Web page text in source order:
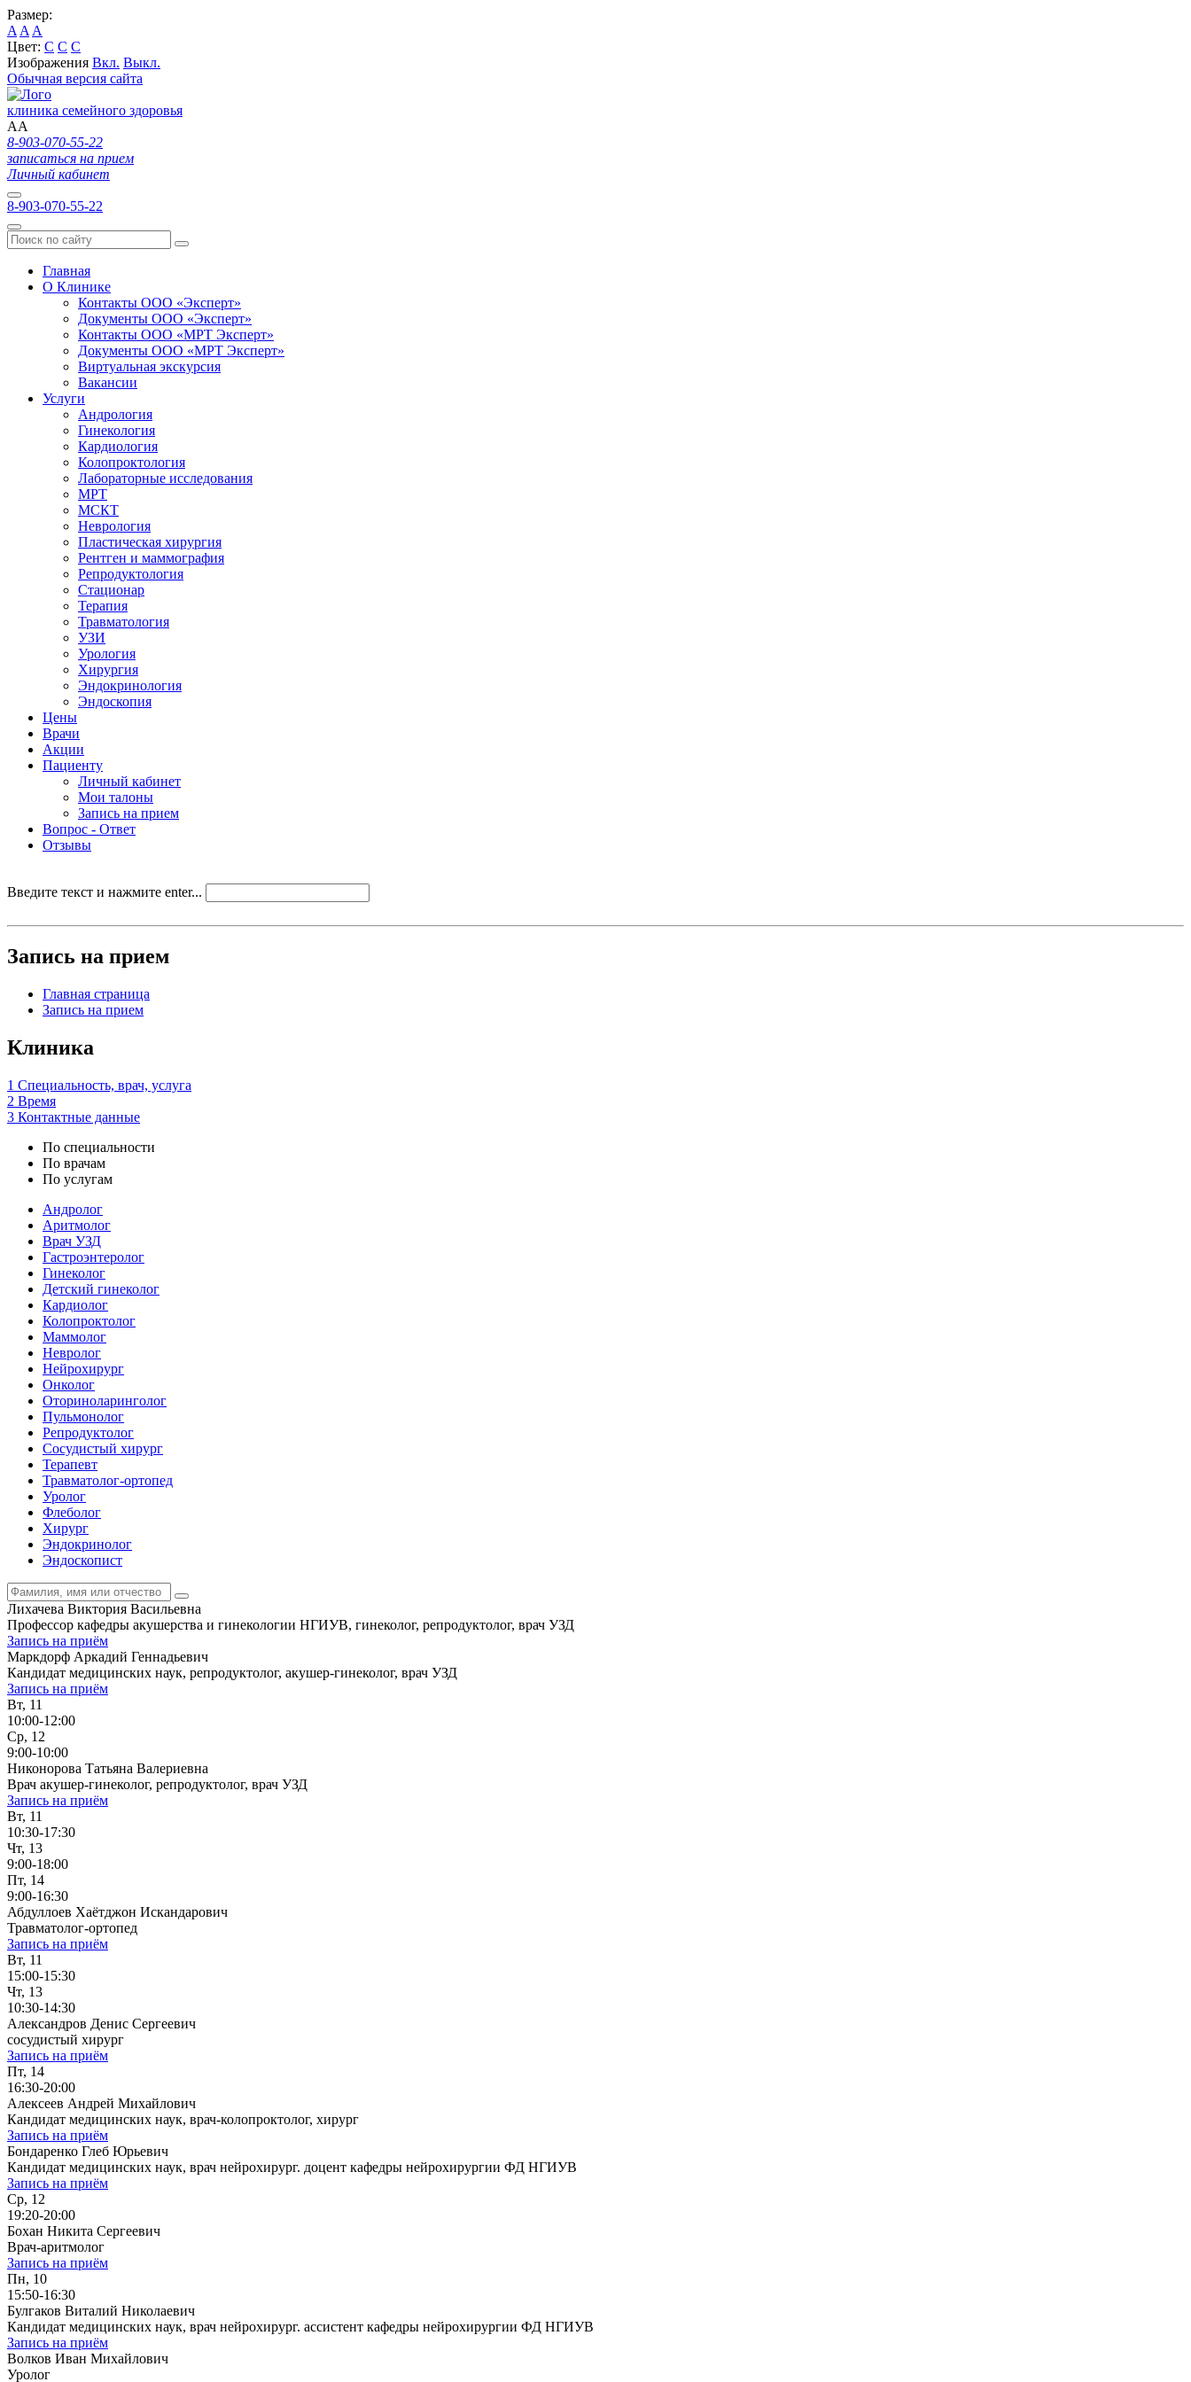
Размер:
A A A
Цвет: C C C
Изображения Вкл. Выкл.
Обычная версия сайта
клиника семейного здоровья
AA
8-903-070-55-22
записаться на прием
Личный кабинет
8-903-070-55-22
Главная
О Клинике
Контакты ООО «Эксперт»
Документы ООО «Эксперт»
Контакты ООО «МРТ Эксперт»
Документы ООО «МРТ Эксперт»
Виртуальная экскурсия
Вакансии
Услуги
Андрология
Гинекология
Кардиология
Колопроктология
Лабораторные исследования
МРТ
МСКТ
Неврология
Пластическая хирургия
Рентген и маммография
Репродуктология
Стационар
Терапия
Травматология
УЗИ
Урология
Хирургия
Эндокринология
Эндоскопия
Цены
Врачи
Акции
Пациенту
Личный кабинет
Мои талоны
Запись на прием
Вопрос - Ответ
Отзывы
Введите текст и нажмите enter...
Запись на прием
Главная страница
Запись на прием
Клиника
1 Специальность, врач, услуга
2 Время
3 Контактные данные
По специальности
По врачам
По услугам
Андролог
Аритмолог
Врач УЗД
Гастроэнтеролог
Гинеколог
Детский гинеколог
Кардиолог
Колопроктолог
Маммолог
Невролог
Нейрохирург
Онколог
Оториноларинголог
Пульмонолог
Репродуктолог
Сосудистый хирург
Терапевт
Травматолог-ортопед
Уролог
Флеболог
Хирург
Эндокринолог
Эндоскопист
Лихачева Виктория Васильевна
Профессор кафедры акушерства и гинекологии НГИУВ, гинеколог, репродуктолог, врач УЗД
Запись на приём
Маркдорф Аркадий Геннадьевич
Кандидат медицинских наук, репродуктолог, акушер-гинеколог, врач УЗД
Запись на приём
Вт, 11
10:00-12:00
Ср, 12
9:00-10:00
Никонорова Татьяна Валериевна
Врач акушер-гинеколог, репродуктолог, врач УЗД
Запись на приём
Вт, 11
10:30-17:30
Чт, 13
9:00-18:00
Пт, 14
9:00-16:30
Абдуллоев Хаётджон Искандарович
Травматолог-ортопед
Запись на приём
Вт, 11
15:00-15:30
Чт, 13
10:30-14:30
Александров Денис Сергеевич
сосудистый хирург
Запись на приём
Пт, 14
16:30-20:00
Алексеев Андрей Михайлович
Кандидат медицинских наук, врач-колопроктолог, хирург
Запись на приём
Бондаренко Глеб Юрьевич
Кандидат медицинских наук, врач нейрохирург. доцент кафедры нейрохирургии ФД НГИУВ
Запись на приём
Ср, 12
19:20-20:00
Бохан Никита Сергеевич
Врач-аритмолог
Запись на приём
Пн, 10
15:50-16:30
Булгаков Виталий Николаевич
Кандидат медицинских наук, врач нейрохирург. ассистент кафедры нейрохирургии ФД НГИУВ
Запись на приём
Волков Иван Михайлович
Уролог